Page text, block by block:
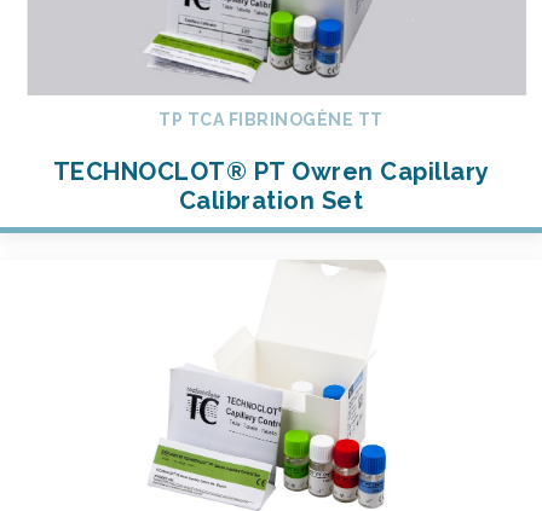
TP TCA FIBRINOGÈNE TT
TECHNOCLOT® PT Owren Capillary
Calibration Set